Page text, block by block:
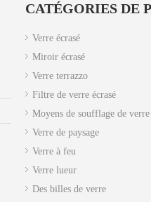
CATÉGORIES DE
Verre écrasé
Miroir écrasé
Verre terrazzo
Filtre de verre écrasé
Moyens de soufflage de verre
Verre de paysage
Verre à feu
Verre lueur
Des billes de verre